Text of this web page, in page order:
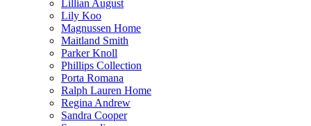
Lillian August
Lily Koo
Magnussen Home
Maitland Smith
Parker Knoll
Phillips Collection
Porta Romana
Ralph Lauren Home
Regina Andrew
Sandra Cooper